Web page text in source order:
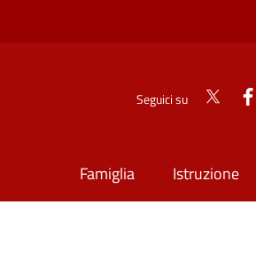
Seguici su
Famiglia Istruzione